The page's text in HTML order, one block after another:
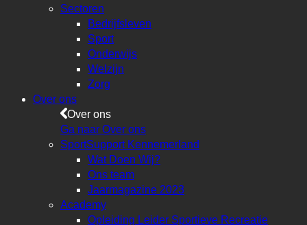
Sectoren
Bedrijfsleven
Sport
Onderwijs
Welzijn
Zorg
Over ons
Over ons
Ga naar Over ons
SportSupport Kennemerland
Wat Doen Wij?
Ons team
Jaarmagazine 2023
Academy
Opleiding Leider Sportieve Recreatie